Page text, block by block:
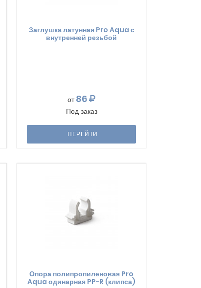
Заглушка латунная Pro Aqua с
внутренней резьбой
от86
Под заказ
ПЕРЕЙТИ
Опора полипропиленовая Pro
Aqua одинарная PP-R (клипса)